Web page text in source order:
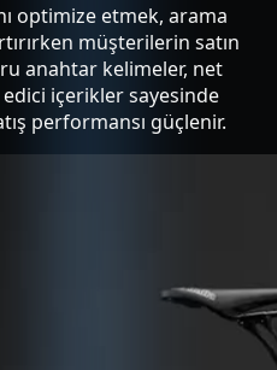
optimize etmek, arama
müşterilerin satın
anahtar kelimeler, net
içerikler sayesinde
performansı güçlenir.